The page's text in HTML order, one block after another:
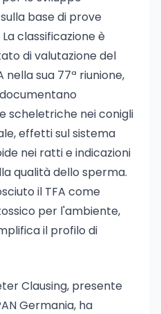
base di prove
classificazione è
di valutazione del
nella sua 77ª riunione,
scheletriche nei conigli
effetti sul sistema
nei ratti e indicazioni
qualità dello sperma.
il TFA come
per l'ambiente,
il profilo di
Clausing, presente
Germania, ha